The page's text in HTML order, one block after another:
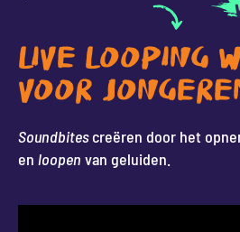
LIVE LOOPING
VOOR
Soundbitescreëren door het
en loopen van geluiden.